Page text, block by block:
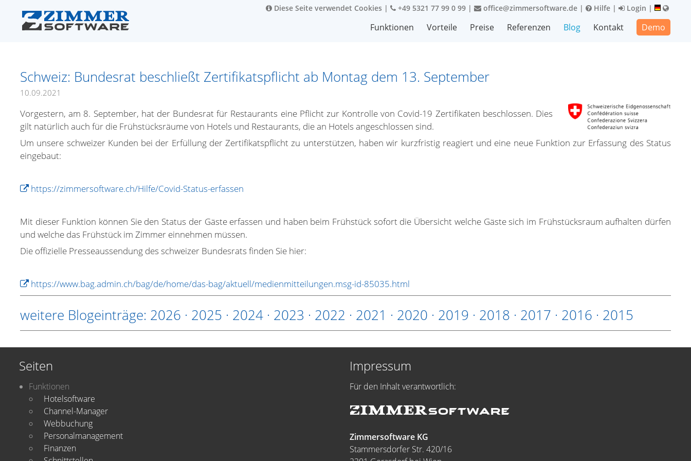
Diese Seite verwendet Cookies | +49 5321 77 99 0 99 | office@zimmersoftware.de | Hilfe | Login |
Funktionen Vorteile Preise Referenzen Blog Kontakt Demo
Schweiz: Bundesrat beschließt Zertifikatspflicht ab Montag dem 13. September
10.09.2021
Vorgestern, am 8. September, hat der Bundesrat für Restaurants eine Pflicht zur Kontrolle von Covid-19 Zertifikaten beschlossen. Dies
gilt natürlich auch für die Frühstücksräume von Hotels und Restaurants, die an Hotels angeschlossen sind.
Um unsere schweizer Kunden bei der Erfüllung der Zertifikatspflicht zu unterstützen, haben wir kurzfristig reagiert und eine neue Funktion zur Erfassung des Status
eingebaut:
https://zimmersoftware.ch/Hilfe/Covid-Status-erfassen
Mit dieser Funktion können Sie den Status der Gäste erfassen und haben beim Frühstück sofort die Übersicht welche Gäste sich im Frühstücksraum aufhalten dürfen
und welche das Frühstück im Zimmer einnehmen müssen.
Die offizielle Presseaussendung des schweizer Bundesrats finden Sie hier:
https://www.bag.admin.ch/bag/de/home/das-bag/aktuell/medienmitteilungen.msg-id-85035.html
weitere Blogeinträge: 2026 · 2025 · 2024 · 2023 · 2022 · 2021 · 2020 · 2019 · 2018 · 2017 · 2016 · 2015
Seiten
Funktionen
Hotelsoftware
Channel-Manager
Webbuchung
Personalmanagement
Finanzen
Impressum
Für den Inhalt verantwortlich:
Zimmersoftware KG
Stammersdorfer Str. 420/16